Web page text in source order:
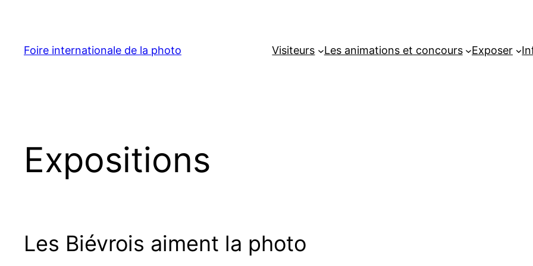
contenu
Foire internationale de la photo Visiteurs Les animations et concours Exposer
Expositions
Les Biévrois aiment la photo